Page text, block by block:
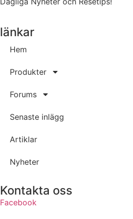
länkar
Hem
Produkter
Forums
Senaste inlägg
Artiklar
Nyheter
Kontakta oss
Facebook